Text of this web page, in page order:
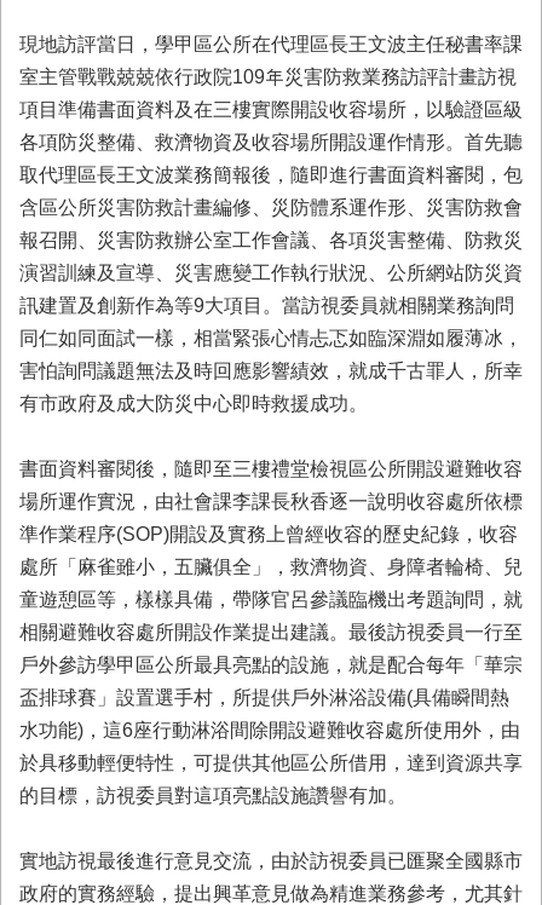
首
頁
現地訪評當日，學甲區公所在代理區長王文波主任秘書率課
室主管戰戰兢兢依行政院109年災害防救業務訪評計畫訪視
項目準備書面資料及在三樓實際開設收容場所，以驗證區級
各項防災整備、救濟物資及收容場所開設運作情形。首先聽
取代理區長王文波業務簡報後，隨即進行書面資料審閱，包
含區公所災害防救計畫編修、災防體系運作形、災害防救會
報召開、災害防救辦公室工作會議、各項災害整備、防救災
演習訓練及宣導、災害應變工作執行狀況、公所網站防災資
訊建置及創新作為等9大項目。當訪視委員就相關業務詢問
同仁如同面試一樣，相當緊張心情忐忑如臨深淵如履薄冰，
害怕詢問議題無法及時回應影響績效，就成千古罪人，所幸
有市政府及成大防災中心即時救援成功。
書面資料審閱後，隨即至三樓禮堂檢視區公所開設避難收容
場所運作實況，由社會課李課長秋香逐一說明收容處所依標
準作業程序(SOP)開設及實務上曾經收容的歷史紀錄，收容
處所「麻雀雖小，五臟俱全」，救濟物資、身障者輪椅、兒
童遊憩區等，樣樣具備，帶隊官呂參議臨機出考題詢問，就
相關避難收容處所開設作業提出建議。最後訪視委員一行至
戶外參訪學甲區公所最具亮點的設施，就是配合每年「華宗
盃排球賽」設置選手村，所提供戶外淋浴設備(具備瞬間熱
水功能)，這6座行動淋浴間除開設避難收容處所使用外，由
於具移動輕便特性，可提供其他區公所借用，達到資源共享
的目標，訪視委員對這項亮點設施讚譽有加。
實地訪視最後進行意見交流，由於訪視委員已匯聚全國縣市
政府的實務經驗，提出興革意見做為精進業務參考，尤其針